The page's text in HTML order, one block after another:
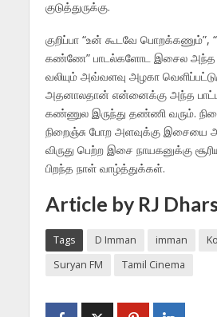
குடுத்துருக்கு.
குறிப்பா “உன் கூடவே
கண்ணே” பாடல்களோட இசைல அந்த
வலியும் அவ்வளவு அழகா
அதனாலதான் என்னைக்கு அந்த பாட்ட
கண்ணுல இருந்து தண்ணி வரும்.
நிறைஞ்சு போற அளவுக்கு இசையை
விருது பெற்ற இசை நாயகனுக்கு
பிறந்த நாள் வாழ்த்துக்கள்.
Article by RJ
Tags D Imman imman
Suryan FM
Tamil Cinema